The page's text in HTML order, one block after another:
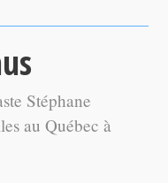
Stéphane
au Québec à